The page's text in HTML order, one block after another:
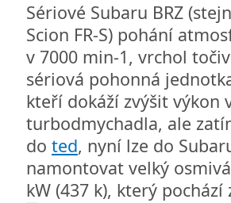
Sériové Subaru BRZ
Scion FR-S) pohání
v 7000 min-1, vrchol
sériová pohonná
kteří dokáží zvýšit
turbodmychadla, ale
do ted, nyní lze do
namontovat velký
kW (437 k), který pochází